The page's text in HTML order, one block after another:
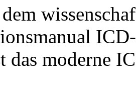
das moderne